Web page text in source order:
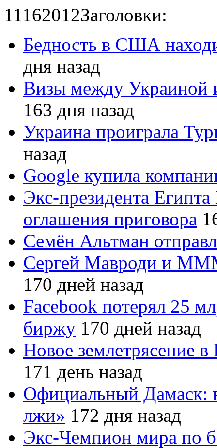
11162012Заголовки:
Бедность в США
дня назад
Визы между Украиной
163 дня назад
Украина проиграла
назад
Google купила
Экс-президента
оглашения приговора
Семён Альтман
Сергей Мавроди и
170 дней назад
Facebook потерял 25
биржу 170 дней назад
Новое землетрясение
171 день назад
Официальный Дамаск:
лжи» 172 дня назад
Экс-Чемпион мира по